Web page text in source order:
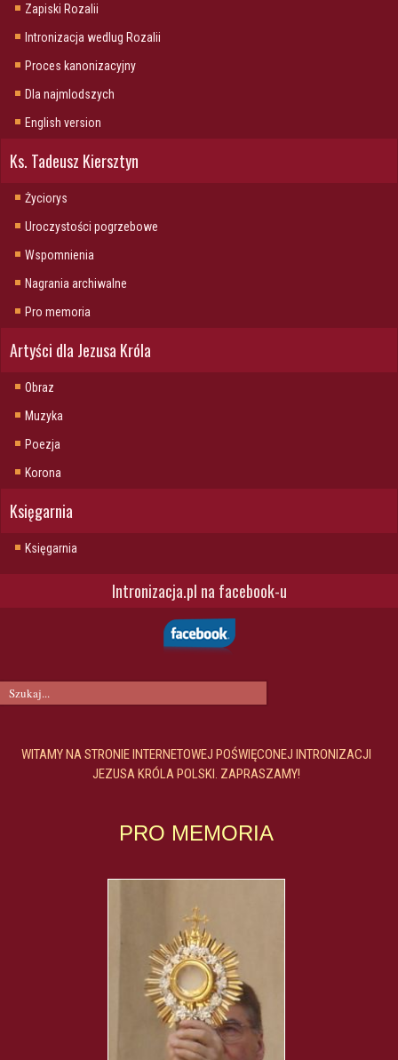
Zapiski Rozalii
Intronizacja wedlug Rozalii
Proces kanonizacyjny
Dla najmlodszych
English version
Ks. Tadeusz Kiersztyn
Życiorys
Uroczystości pogrzebowe
Wspomnienia
Nagrania archiwalne
Pro memoria
Artyści dla Jezusa Króla
Obraz
Muzyka
Poezja
Korona
Księgarnia
Księgarnia
Intronizacja.pl na facebook-u
WITAMY NA STRONIE INTERNETOWEJ POŚWIĘCONEJ INTRONIZACJI
JEZUSA KRÓLA POLSKI. ZAPRASZAMY!
PRO MEMORIA